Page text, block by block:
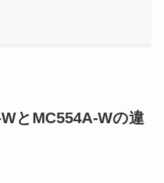
とMC554A-Wの違